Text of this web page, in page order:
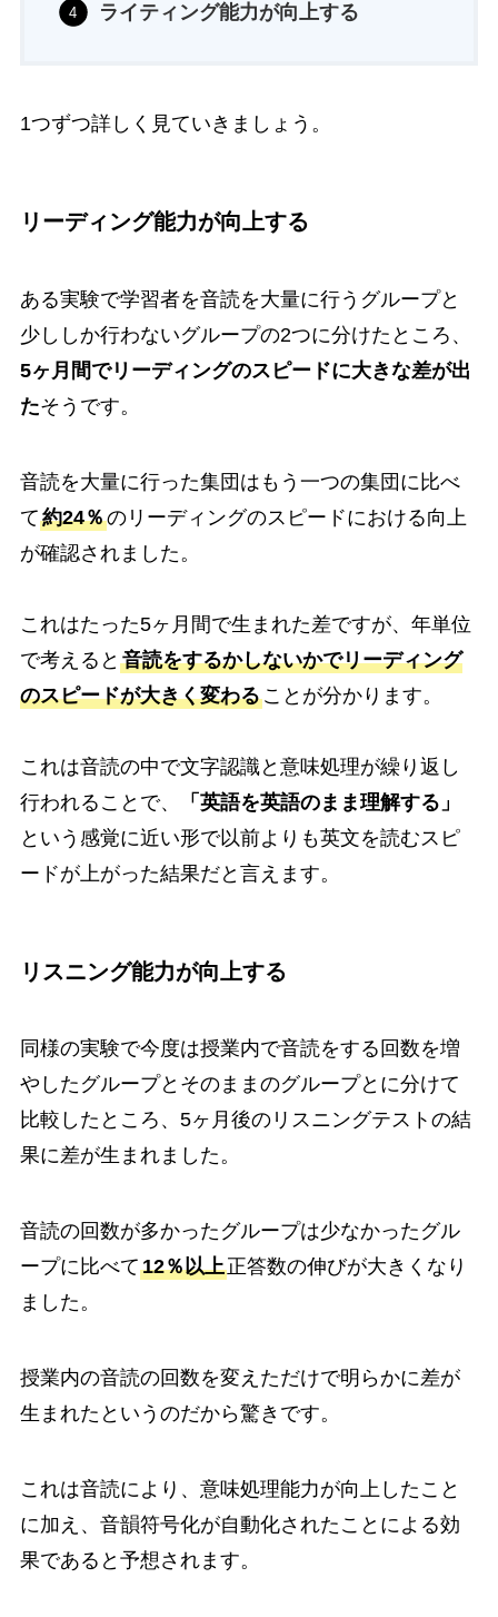
ライティング能力が向上する
1つずつ詳しく見ていきましょう。
リーディング能力が向上する
ある実験で学習者を音読を大量に行うグループと
少ししか行わないグループの2つに分けたところ、
5ヶ月間でリーディングのスピードに大きな差が出
たそうです。
音読を大量に行った集団はもう一つの集団に比べ
て約24％のリーディングのスピードにおける向上
が確認されました。
これはたった5ヶ月間で生まれた差ですが、年単位
で考えると 音読をするかしないかでリーディング
のスピードが大きく変わることが分かります。
これは音読の中で文字認識と意味処理が繰り返し
行われることで、
「英語を英語のまま理解する」
という感覚に近い形で以前よりも英文を読むスピ
ードが上がった結果だと言えます。
リスニング能力が向上する
同様の実験で今度は授業内で音読をする回数を増
やしたグループとそのままのグループとに分けて
比較したところ、5ヶ月後のリスニングテストの結
果に差が生まれました。
音読の回数が多かったグループは少なかったグル
ープに比べて12％以上正答数の伸びが大きくなり
ました。
授業内の音読の回数を変えただけで明らかに差が
生まれたというのだから驚きです。
これは音読により、意味処理能力が向上したこと
に加え、音韻符号化が自動化されたことによる効
果であると予想されます。